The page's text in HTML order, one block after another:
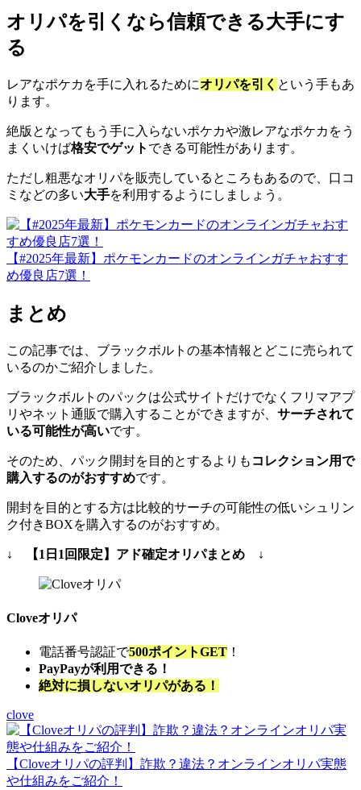
オリパを引くなら信頼できる大手にす
る
レアなポケカを手に入れるためにオリパを引く という手もあ
ります。
絶版となってもう手に入らないポケカや激レアなポケカをう
まくいけば格安でゲット できる可能性があります。
ただし粗悪なオリパを販売しているところもあるので、口コ
ミなどの多い大手を利用するようにしましょう。
【#2025年最新】ポケモンカードのオンラインガチャおすす
め優良店7選！
まとめ
この記事では、ブラックボルトの基本情報とどこに売られて
いるのかご紹介しました。
ブラックボルトのパックは公式サイトだけでなくフリマアプ
リやネット通販で購入することができますが、 サーチされて
いる可能性が高いです。
そのため、パック開封を目的とするよりも コレクション用で
購入するのがおすすめです。
開封を目的とする方は比較的サーチの可能性の低いシュリン
ク付きBOXを購入するのがおすすめ。
↓ 【1日1回限定】アド確定オリパまとめ ↓
Cloveオリパ
電話番号認証で500ポイントGET ！
PayPayが利用できる！
絶対に損しないオリパがある！
clove
【Cloveオリパの評判】詐欺？違法？オンラインオリパ実態
や仕組みをご紹介！